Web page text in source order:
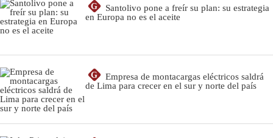
G
Santolivo pone a freír su plan: su estrategia
en Europa no es el aceite
G
Empresa de montacargas eléctricos saldrá
de Lima para crecer en el sur y norte del país